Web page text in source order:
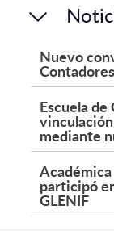
Nuevo
Escuela
mediante
participó
GLENIF